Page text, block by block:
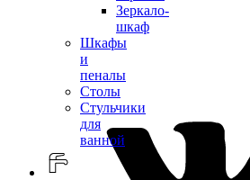
Зеркало-
шкаф
Шкафы
и
пеналы
Столы
Стульчики
для
ванной